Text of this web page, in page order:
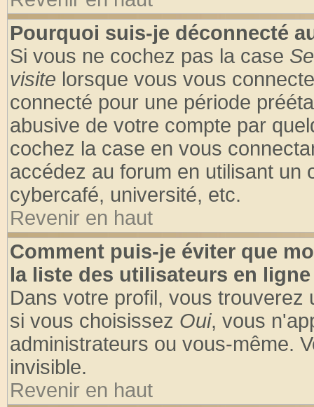
Pourquoi suis-je déconnecté
Si vous ne cochez pas la case
visite lorsque vous vous
connecté pour une période
abusive de votre compte par
cochez la case en vous
accédez au forum en utilisant un
cybercafé, université, etc.
Revenir en haut
Comment puis-je éviter que
la liste des utilisateurs en
Dans votre profil, vous trouverez
si vous choisissez Oui, vous
administrateurs ou vous-même.
invisible.
Revenir en haut